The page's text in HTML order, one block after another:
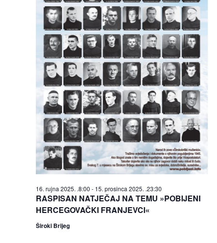
RASPISAN NATJEČAJ NA TEMU »POBIJENI
HERCEGOVAČKI FRANJEVCI«
16. rujna 2025. .8:00 - 15. prosinca 2025. .23:30
Široki Brijeg